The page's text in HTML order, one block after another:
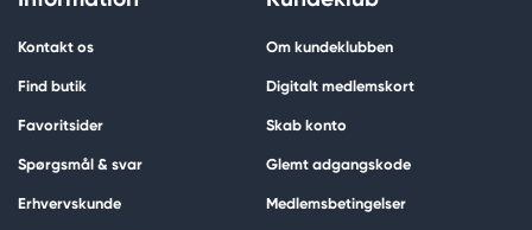
Kontakt os
Find butik
Favoritsider
Spørgsmål & svar
Erhvervskunde
Om kundeklubben
Digitalt medlemskort
Skab konto
Glemt adgangskode
Medlemsbetingelser